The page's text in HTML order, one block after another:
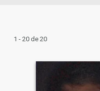
1 - 20 de 20